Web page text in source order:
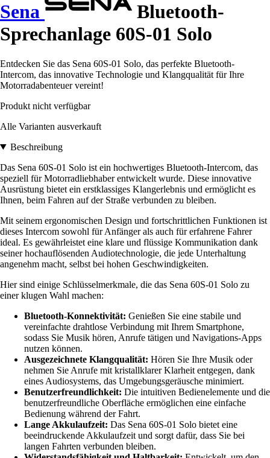
Sena
Bluetooth-
Sprechanlage 60S-01 Solo
Entdecken Sie das Sena 60S-01 Solo, das perfekte Bluetooth-
Intercom, das innovative Technologie und Klangqualität für Ihre
Motorradabenteuer vereint!
Produkt nicht verfügbar
Alle Varianten ausverkauft
Beschreibung
Das Sena 60S-01 Solo ist ein hochwertiges Bluetooth-Intercom, das
speziell für Motorradliebhaber entwickelt wurde. Diese innovative
Ausrüstung bietet ein erstklassiges Klangerlebnis und ermöglicht es
Ihnen, beim Fahren auf der Straße verbunden zu bleiben.
Mit seinem ergonomischen Design und fortschrittlichen Funktionen ist
dieses Intercom sowohl für Anfänger als auch für erfahrene Fahrer
ideal. Es gewährleistet eine klare und flüssige Kommunikation dank
seiner hochauflösenden Audiotechnologie, die jede Unterhaltung
angenehm macht, selbst bei hohen Geschwindigkeiten.
Hier sind einige Schlüsselmerkmale, die das Sena 60S-01 Solo zu
einer klugen Wahl machen:
Bluetooth-Konnektivität: Genießen Sie eine stabile und
vereinfachte drahtlose Verbindung mit Ihrem Smartphone,
sodass Sie Musik hören, Anrufe tätigen und Navigations-Apps
nutzen können.
Ausgezeichnete Klangqualität: Hören Sie Ihre Musik oder
nehmen Sie Anrufe mit kristallklarer Klarheit entgegen, dank
eines Audiosystems, das Umgebungsgeräusche minimiert.
Benutzerfreundlichkeit: Die intuitiven Bedienelemente und die
benutzerfreundliche Oberfläche ermöglichen eine einfache
Bedienung während der Fahrt.
Lange Akkulaufzeit: Das Sena 60S-01 Solo bietet eine
beeindruckende Akkulaufzeit und sorgt dafür, dass Sie bei
langen Fahrten verbunden bleiben.